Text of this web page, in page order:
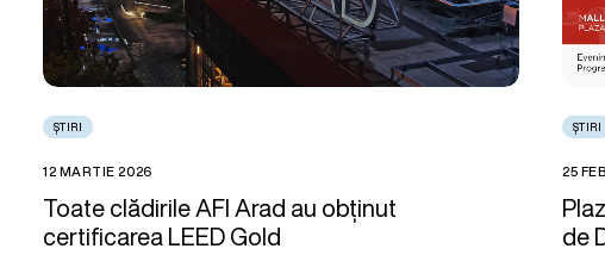
ȘTIRI
12 MARTIE 2026
Toate clădirile AFI Arad au obținut
certificarea LEED Gold
ȘTIRI
25
de